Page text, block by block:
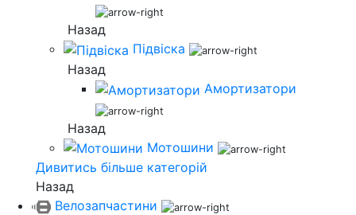
Назад
Підвіска
Назад
Амортизатори
Назад
Мотошини
Дивитись більше категорій
Назад
Велозапчастини